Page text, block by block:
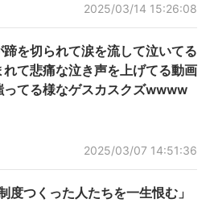
2025/03/14 15:26:08
を切られて涙を流して泣いてる
て悲痛な泣き声を上げてる動画
ってる様なゲスカスクズwwww
2025/03/07 14:51:36
度つくった人たちを一生恨む」